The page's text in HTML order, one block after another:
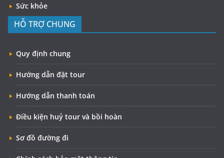
Sức khỏe
HỖ TRỢ CHUNG
Quy định chung
Hướng dẫn đặt tour
Hướng dẫn thanh toán
Điều kiện huỷ tour và bồi hoàn
Sơ đồ đường đi